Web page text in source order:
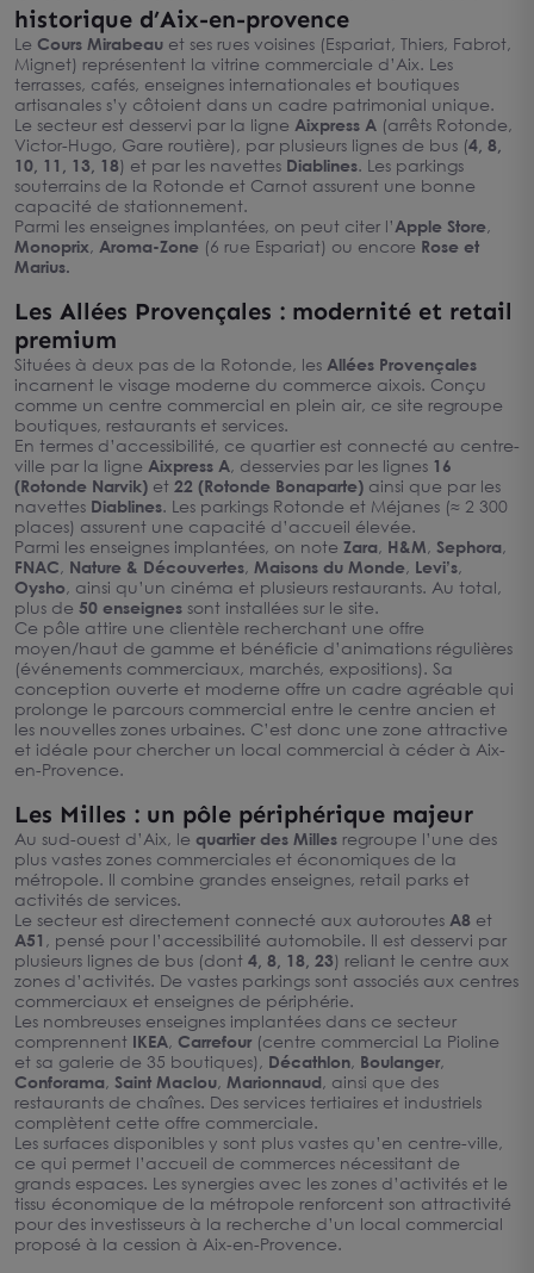
historique d’Aix-en-provence
Le Cours Mirabeau et ses rues voisines (Espariat, Thiers, Fabrot,
Mignet) représentent la vitrine commerciale d’Aix. Les
terrasses, cafés, enseignes internationales et boutiques
artisanales s’y côtoient dans un cadre patrimonial unique.
Le secteur est desservi par la ligne Aixpress A (arrêts Rotonde,
Victor-Hugo, Gare routière), par plusieurs lignes de bus (4, 8,
10, 11, 13, 18) et par les navettes Diablines. Les parkings
souterrains de la Rotonde et Carnot assurent une bonne
capacité de stationnement.
Parmi les enseignes implantées, on peut citer l’Apple Store,
Monoprix, Aroma-Zone (6 rue Espariat) ou encore Rose et
Marius.
Les Allées Provençales : modernité et retail
premium
Situées à deux pas de la Rotonde, les Allées Provençales
incarnent le visage moderne du commerce aixois. Conçu
comme un centre commercial en plein air, ce site regroupe
boutiques, restaurants et services.
En termes d’accessibilité, ce quartier est connecté au centre-
ville par la ligne Aixpress A, desservies par les lignes 16
(Rotonde Narvik) et 22 (Rotonde Bonaparte) ainsi que par les
navettes Diablines. Les parkings Rotonde et Méjanes (≈ 2 300
places) assurent une capacité d’accueil élevée.
Parmi les enseignes implantées, on note Zara, H&M, Sephora,
FNAC, Nature & Découvertes, Maisons du Monde, Levi’s,
Oysho, ainsi qu’un cinéma et plusieurs restaurants. Au total,
plus de 50 enseignes sont installées sur le site.
Ce pôle attire une clientèle recherchant une offre
moyen/haut de gamme et bénéficie d’animations régulières
(événements commerciaux, marchés, expositions). Sa
conception ouverte et moderne offre un cadre agréable qui
prolonge le parcours commercial entre le centre ancien et
les nouvelles zones urbaines. C’est donc une zone attractive
et idéale pour chercher un local commercial à céder à Aix-
en-Provence.
Les Milles : un pôle périphérique majeur
Au sud-ouest d’Aix, le quartier des Milles regroupe l’une des
plus vastes zones commerciales et économiques de la
métropole. Il combine grandes enseignes, retail parks et
activités de services.
Le secteur est directement connecté aux autoroutes A8 et
A51 , pensé pour l’accessibilité automobile. Il est desservi par
plusieurs lignes de bus (dont 4, 8, 18, 23) reliant le centre aux
zones d’activités. De vastes parkings sont associés aux centres
commerciaux et enseignes de périphérie.
Les nombreuses enseignes implantées dans ce secteur
comprennent IKEA, Carrefour (centre commercial La Pioline
et sa galerie de 35 boutiques), Décathlon, Boulanger,
Conforama, Saint Maclou, Marionnaud, ainsi que des
restaurants de chaînes. Des services tertiaires et industriels
complètent cette offre commerciale.
Les surfaces disponibles y sont plus vastes qu’en centre-ville,
ce qui permet l’accueil de commerces nécessitant de
grands espaces. Les synergies avec les zones d’activités et le
tissu économique de la métropole renforcent son attractivité
pour des investisseurs à la recherche d’un local commercial
proposé à la cession à Aix-en-Provence.